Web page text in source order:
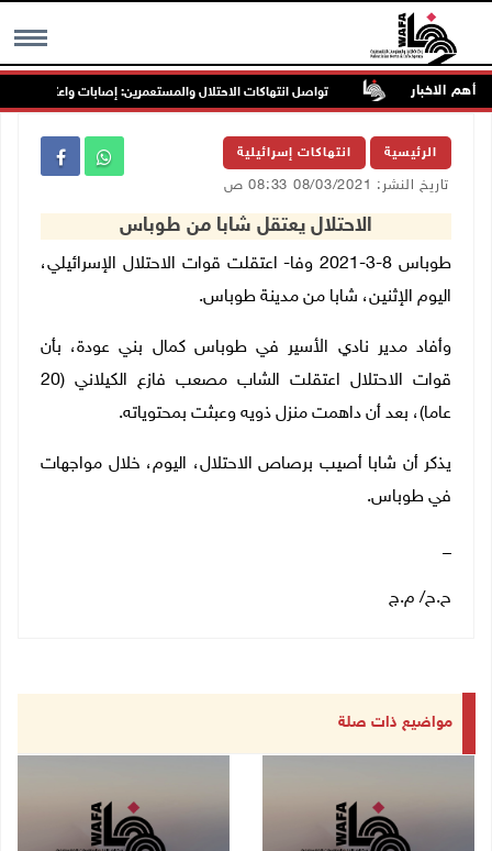
MENU أهم الاخبار
غرب جنين تواصل انتهاكات الاحتلال والمستعمرين: إصابات واعتقالات
الرئيسية انتهاكات إسرائيلية
تاريخ النشر: 08/03/2021 08:33 ص
الاحتلال يعتقل شابا من طوباس
طوباس 8-3-2021 وفا- اعتقلت قوات الاحتلال الإسرائيلي،
اليوم الإثنين، شابا من مدينة طوباس.
وأفاد مدير نادي الأسير في طوباس كمال بني عودة، بأن
قوات الاحتلال اعتقلت الشاب مصعب فازع الكيلاني (20
عاما)، بعد أن داهمت منزل ذويه وعبثت بمحتوياته.
يذكر أن شابا أصيب برصاص الاحتلال، اليوم، خلال مواجهات
في طوباس.
ح.ح/ م.ج
مواضيع ذات صلة